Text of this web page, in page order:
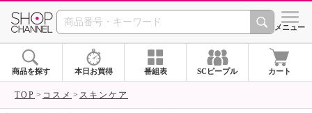
SHOP CHANNEL シメニュー
商品を探す 本日お買得 番組表 SCピープル カート
TOP コスメ スキンケア